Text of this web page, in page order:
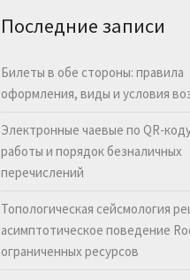
Последние записи
Билеты в обе стороны: правила
оформления, виды и условия
Электронные чаевые по QR-
работы и порядок безналичных
перечислений
Топологическая сейсмология
асимптотическое поведение
ограниченных ресурсов